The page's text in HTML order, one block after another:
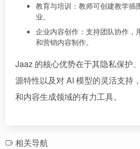
教育与培训：教师可创建教学插
业。
企业内容创作：支持团队协作，
和营销内容制作。
Jaaz 的核心优势在于其隐私保护
源特性以及对 AI 模型的灵活支持
和内容生成领域的有力工具。
相关导航